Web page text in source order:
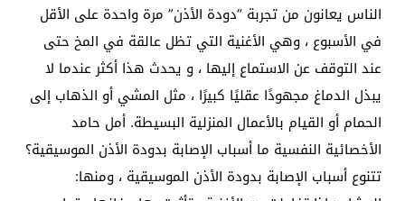
الناس يعانون من تجربة “دودة الأذن” مرة واحدة على الأقل
في الأسبوع ، وهي الأغنية التي تظل عالقة في المخ حتى
عند التوقف عن الاستماع إليها ، و يحدث هذا أكثر عندما لا
يبذل الدماغ مجهودًا عقليًا كبيرًا ، مثل المشي أو الذهاب إلى
الحمام أو القيام بالأعمال المنزلية البسيطة. أمل حامد
الأخصائية النفسية ما أسباب الإصابة بدودة الأذن الموسيقية؟
تتنوع أسباب الإصابة بدودة الأذن الموسيقية ، ومنها: